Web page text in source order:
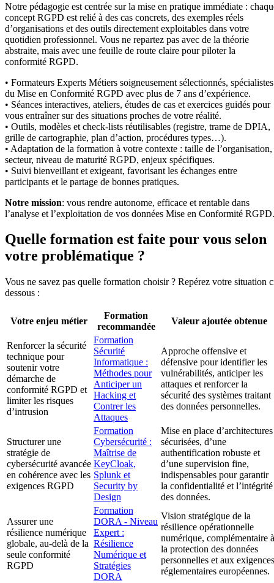
Notre pédagogie est centrée sur la mise en pratique immédiate :
concept RGPD est relié à des cas concrets, des exemples réels
d’organisations et des outils directement exploitables dans votre
quotidien professionnel. Vous ne repartez pas avec de la théorie
abstraite, mais avec une feuille de route claire pour piloter la
conformité RGPD.
• Formateurs Experts Métiers soigneusement sélectionnés, spécialistes
du Mise en Conformité RGPD avec plus de 7 ans d’expérience.
• Séances interactives, ateliers, études de cas et exercices guidés pour
vous entraîner sur des situations proches de votre réalité.
• Outils, modèles et check-lists réutilisables (registre, trame de DPIA,
grille de cartographie, plan d’action, procédures types…).
• Adaptation de la formation à votre contexte : taille de l’organisation,
secteur, niveau de maturité RGPD, enjeux spécifiques.
• Suivi bienveillant et exigeant, favorisant les échanges entre
participants et le partage de bonnes pratiques.
Notre mission: vous rendre autonome, efficace et rentable dans
l’analyse et l’exploitation de vos données Mise en Conformité RGPD.
Quelle formation est faite pour vous selon
votre problématique ?
Vous ne savez pas quelle formation choisir ? Repérez votre situation
dessous :
Votre enjeu métier
Formation
recommandée
Valeur ajoutée obtenue
Renforcer la sécurité
technique pour
soutenir votre
démarche de
conformité RGPD et
limiter les risques
d’intrusion
Formation
Sécurité
Informatique :
Méthodes pour
Anticiper un
Hacking et
Contrer les
Attaques
Approche offensive et
défensive pour identifier les
vulnérabilités, anticiper les
attaques et renforcer la
sécurité des systèmes traitant
des données personnelles.
Structurer une
stratégie de
cybersécurité avancée
en cohérence avec les
exigences RGPD
Formation
Cybersécurité :
Maîtrise de
KeyCloak,
Splunk et
Security by
Design
Mise en place d’architectures
sécurisées, d’une
authentification robuste et
d’une supervision fine,
indispensables pour garantir
la confidentialité et l’intégrité
des données.
Assurer une
résilience numérique
globale, au-delà de la
seule conformité
RGPD
Formation
DORA - Niveau
Expert :
Résilience
Numérique et
Stratégies
DORA
Vision stratégique de la
résilience opérationnelle
numérique, complémentaire à
la protection des données
personnelles et aux exigences
réglementaires européennes.